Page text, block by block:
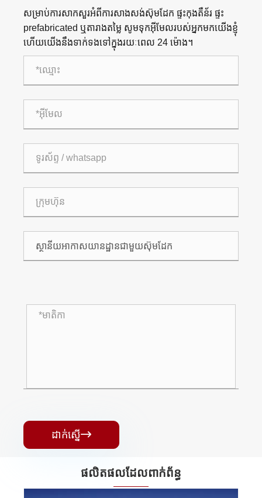
សម្រាប់ការសាកសួរអំពីការសាងសង់ស៊ុមដែក ផ្ទះកុងតឺន័រ ផ្ទះ
prefabricated ឬតារាងតម្លៃ សូមទុកអ៊ីមែលរបស់អ្នកមកយើងខ្ញុំ
ហើយយើងនឹងទាក់ទងទៅក្នុងរយៈពេល 24 ម៉ោង។
ដាក់ស្នើ
ផលិតផលដែលពាក់ព័ន្ធ